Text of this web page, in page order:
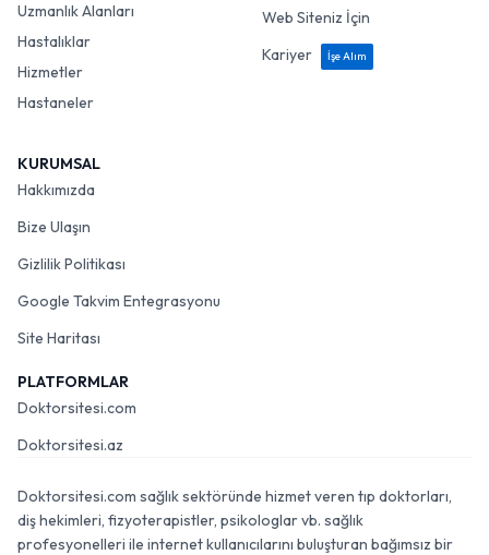
Uzmanlık Alanları
Hastalıklar
Hizmetler
Hastaneler
Web Siteniz İçin
Kariyer
İşe Alım
KURUMSAL
Hakkımızda
Bize Ulaşın
Gizlilik Politikası
Google Takvim Entegrasyonu
Site Haritası
PLATFORMLAR
Doktorsitesi.com
Doktorsitesi.az
Doktorsitesi.com sağlık sektöründe hizmet veren tıp doktorları,
diş hekimleri, fizyoterapistler, psikologlar vb. sağlık
profesyonelleri ile internet kullanıcılarını buluşturan bağımsız bir